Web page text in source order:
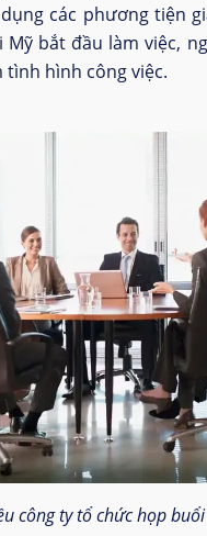
các phương tiện
bắt đầu làm việc,
tình hình công việc.
công ty tổ chức họp